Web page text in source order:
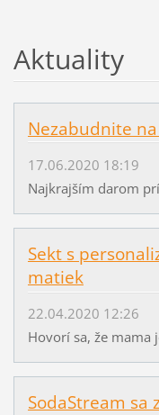
Aktuality
Nezabudnite
17.06.2020 18:19
Najkrajším darom
Sekt s
matiek
22.04.2020 12:26
Hovorí sa, že mama
SodaStream sa